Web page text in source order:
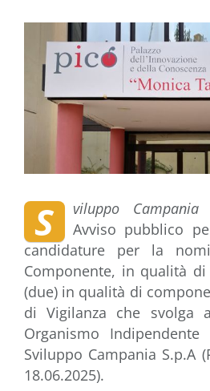
S viluppo Campania
Avviso pubblico
candidature per la
Componente, in qualità
(due) in qualità di
di Vigilanza che svolga
Organismo
Sviluppo Campania S.p.A
18.06.2025).